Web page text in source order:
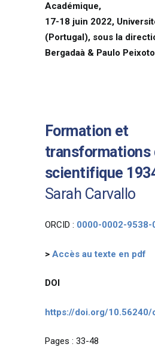
Académique,
17-18 juin 2022,
(Portugal), sous la
Bergadaà & Paulo Peixoto
Formation et
transformations
scientifique
Sarah Carvallo
ORCID : 0000-0002-9538-
> Accès au texte en pdf
DOI
https://doi.org/10.56240/
Pages : 33-48